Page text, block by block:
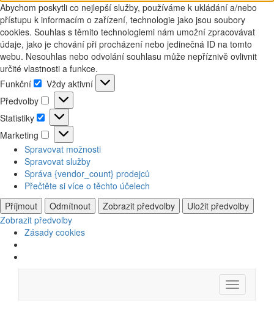
Abychom poskytli co nejlepší služby, používáme k ukládání a/nebo
přístupu k informacím o zařízení, technologie jako jsou soubory
cookies. Souhlas s těmito technologiemi nám umožní zpracovávat
údaje, jako je chování při procházení nebo jedinečná ID na tomto
webu. Nesouhlas nebo odvolání souhlasu může nepříznivě ovlivnit
určité vlastnosti a funkce.
Funkční
Funkční
Vždy aktivní
Předvolby
Předvolby
Statistiky
Statistiky
Marketing
Marketing
Spravovat možnosti
Spravovat služby
Správa {vendor_count} prodejců
Přečtěte si více o těchto účelech
Příjmout
Odmítnout Zobrazit předvolby
Uložit předvolby
Zobrazit předvolby
Zásady cookies
content
Menu